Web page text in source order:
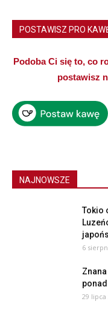
POSTAWISZ PRO
Podoba Ci się to, co
postawisz
NAJNOWSZE
Tokio
6
29 lipca